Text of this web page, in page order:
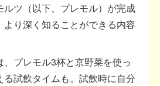
ルツ（以下、プレモル）が完成
り深く知ることができる内容
、プレモル3杯と京野菜を使っ
る試飲タイムも。試飲時に自分